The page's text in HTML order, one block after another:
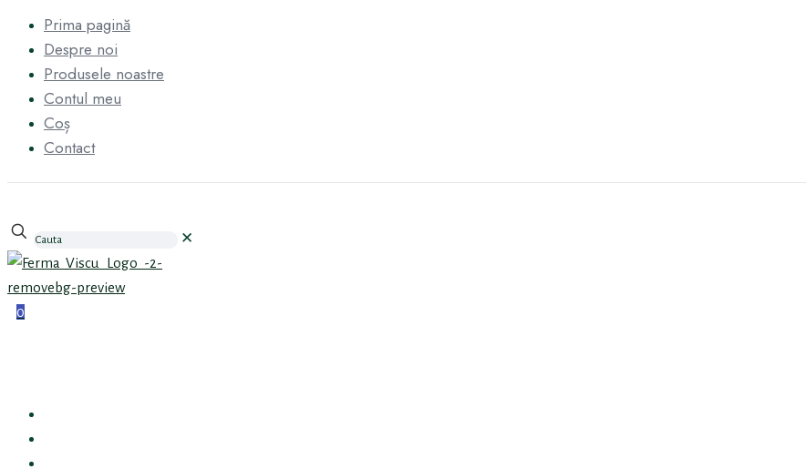
Prima pagină
Despre noi
Produsele noastre
Contul meu
Coș
Contact
✕
0